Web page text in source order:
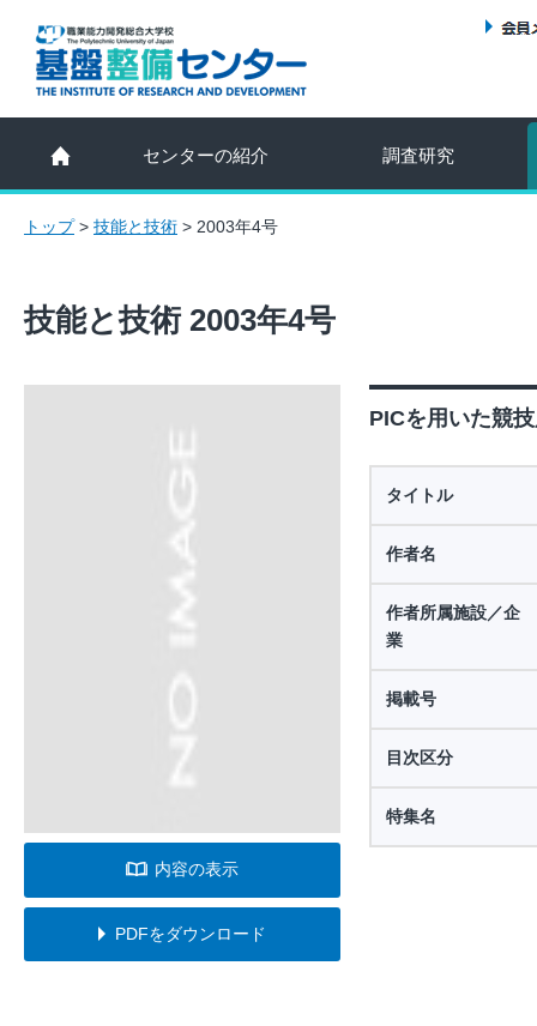
センターの紹介 調査研究
トップ> 技能と技術 > 2003年4号
技能と技術 2003年4号
内容の表示
PDFをダウンロード
PICを用いた競
タイトル
作者名
作者所属施設／企
業
掲載号
目次区分
特集名